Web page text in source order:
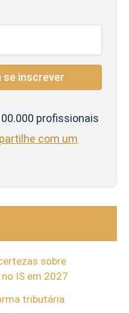
profissionais
com um
sobre
IS em 2027
tributária